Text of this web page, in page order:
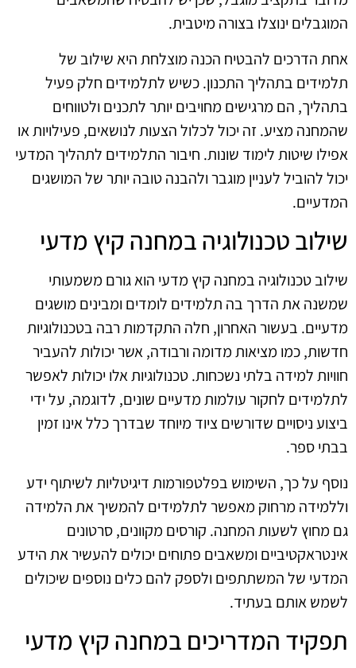
המוגבלים ינוצלו בצורה מיטבית.
אחת הדרכים להבטיח הכנה מוצלחת היא שילוב של
תלמידים בתהליך התכנון. כשיש לתלמידים חלק פעיל
בתהליך, הם מרגישים מחויבים יותר לתכנים ולטווחים
שהמחנה מציע. זה יכול לכלול הצעות לנושאים, פעילויות או
אפילו שיטות לימוד שונות. חיבור התלמידים לתהליך המדעי
יכול להוביל לעניין מוגבר ולהבנה טובה יותר של המושגים
המדעיים.
שילוב טכנולוגיה במחנה קיץ מדעי
שילוב טכנולוגיה במחנה קיץ מדעי הוא גורם משמעותי
שמשנה את הדרך בה תלמידים לומדים ומבינים מושגים
מדעיים. בעשור האחרון, חלה התקדמות רבה בטכנולוגיות
חדשות, כמו מציאות מדומה ורבודה, אשר יכולות להעביר
חוויות למידה בלתי נשכחות. טכנולוגיות אלו יכולות לאפשר
לתלמידים לחקור עולמות מדעיים שונים, לדוגמה, על ידי
ביצוע ניסויים שדורשים ציוד מיוחד שבדרך כלל אינו זמין
בבתי ספר.
נוסף על כך, השימוש בפלטפורמות דיגיטליות לשיתוף ידע
וללמידה מרחוק מאפשר לתלמידים להמשיך את הלמידה
גם מחוץ לשעות המחנה. קורסים מקוונים, סרטונים
אינטראקטיביים ומשאבים פתוחים יכולים להעשיר את הידע
המדעי של המשתתפים ולספק להם כלים נוספים שיכולים
לשמש אותם בעתיד.
תפקיד המדריכים במחנה קיץ מדעי